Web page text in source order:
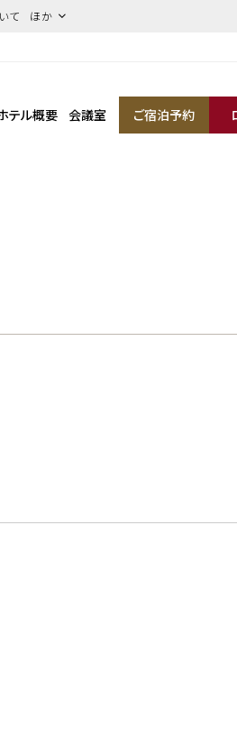
いて ほか
テル概要 会議室 ご宿泊予約